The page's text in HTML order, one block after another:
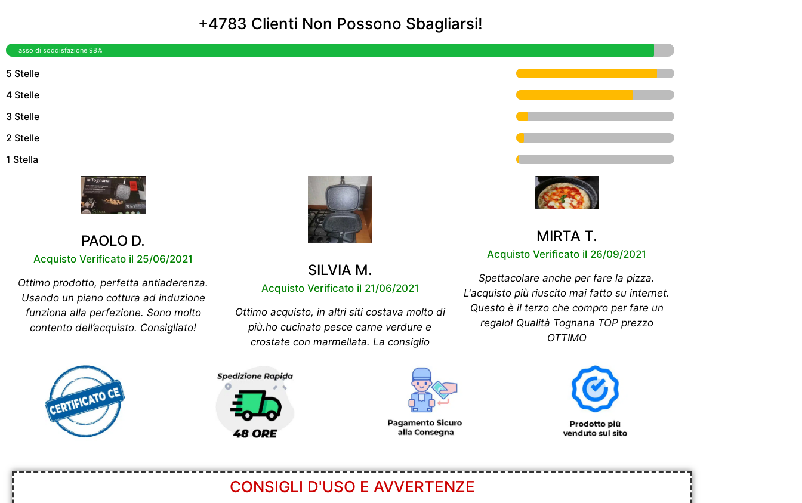
+4783 Clienti Non Possono Sbagliarsi!
Tasso di soddisfazione 98%
5 Stelle
4 Stelle
3 Stelle
2 Stelle
1 Stella
PAOLO D.
Acquisto Verificato il 25/06/2021
Ottimo prodotto, perfetta antiaderenza.
Usando un piano cottura ad induzione
funziona alla perfezione. Sono molto
contento dell’acquisto. Consigliato!
SILVIA M.
Acquisto Verificato il 21/06/2021
Ottimo acquisto, in altri siti costava molto di
più.ho cucinato pesce carne verdure e
crostate con marmellata. La consiglio
MIRTA T.
Acquisto Verificato il 26/09/2021
Spettacolare anche per fare la pizza.
L'acquisto più riuscito mai fatto su internet.
Questo è il terzo che compro per fare un
regalo! Qualità Tognana TOP prezzo
OTTIMO
CONSIGLI D'USO E AVVERTENZE